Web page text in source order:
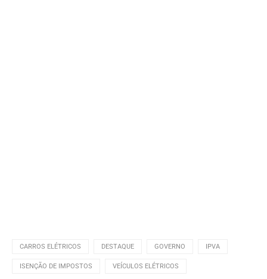
CARROS ELÉTRICOS DESTAQUE GOVERNO IPVA
ISENÇÃO DE IMPOSTOS VEÍCULOS ELÉTRICOS